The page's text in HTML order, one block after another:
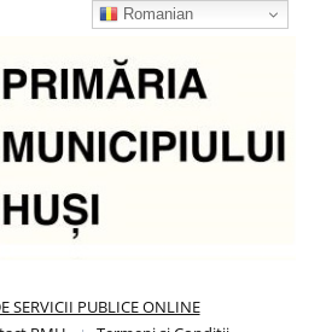
SERVICII PUBLICE ONLINE
Romanian